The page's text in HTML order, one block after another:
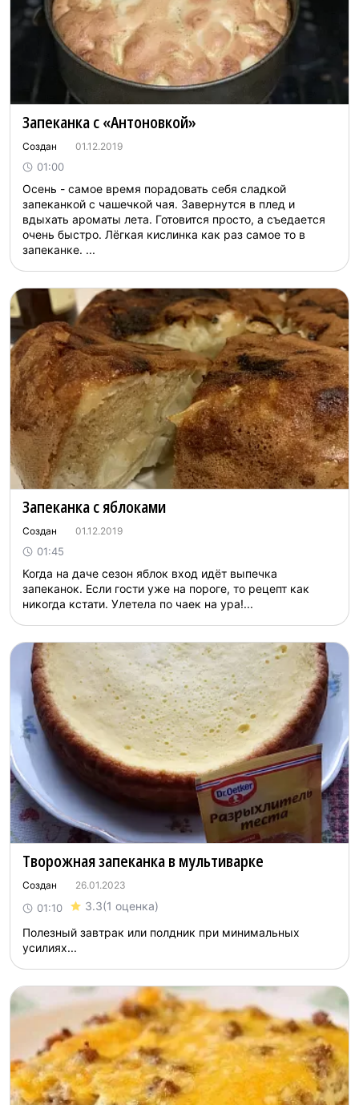
Запеканка с «Антоновкой»
Создан 01.12.2019
01:00
Осень - самое время порадовать себя сладкой
запеканкой с чашечкой чая. Завернутся в плед и
вдыхать ароматы лета. Готовится просто, а съедается
очень быстро. Лёгкая кислинка как раз самое то в
запеканке. ...
Запеканка с яблоками
Создан 01.12.2019
01:45
Когда на даче сезон яблок вход идёт выпечка
запеканок. Если гости уже на пороге, то рецепт как
никогда кстати. Улетела по чаек на ура!...
Творожная запеканка в мультиварке
Создан 26.01.2023
01:10 3.3(1 оценка)
Полезный завтрак или полдник при минимальных
усилиях...